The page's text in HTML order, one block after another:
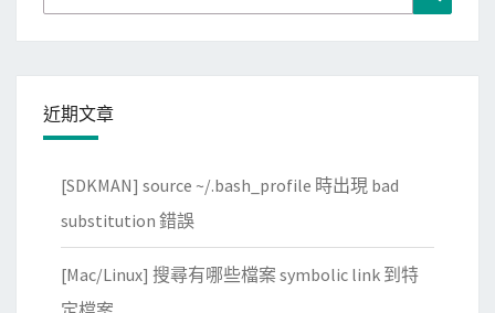
for:
近期文章
[SDKMAN] source ~/.bash_profile 時出現 bad
substitution 錯誤
[Mac/Linux] 搜尋有哪些檔案 symbolic link 到特